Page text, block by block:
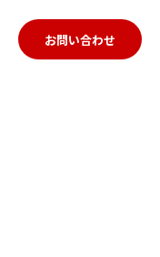
お問い合わせ